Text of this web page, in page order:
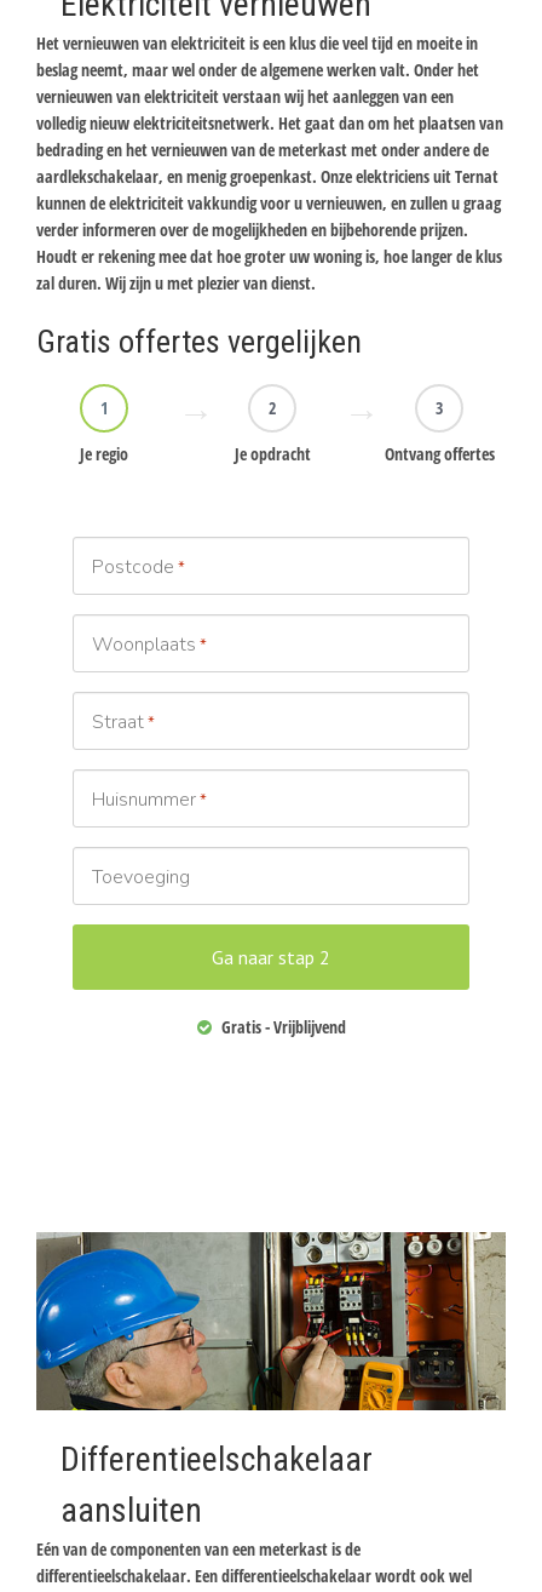
Het vernieuwen van elektriciteit is een klus die veel tijd en moeite in
beslag neemt, maar wel onder de algemene werken valt. Onder het
vernieuwen van elektriciteit verstaan wij het aanleggen van een
volledig nieuw elektriciteitsnetwerk. Het gaat dan om het plaatsen van
bedrading en het vernieuwen van de meterkast met onder andere de
aardlekschakelaar, en menig groepenkast. Onze elektriciens uit Ternat
kunnen de elektriciteit vakkundig voor u vernieuwen, en zullen u graag
verder informeren over de mogelijkheden en bijbehorende prijzen.
Houdt er rekening mee dat hoe groter uw woning is, hoe langer de klus
zal duren. Wij zijn u met plezier van dienst.
Gratis offertes vergelijken
1
Je regio
2
Je opdracht
3
Ontvang offertes
Postcode *
Woonplaats *
Straat*
Huisnummer*
Toevoeging
Gratis - Vrijblijvend
Differentieelschakelaar
aansluiten
Eén van de componenten van een meterkast is de
differentieelschakelaar. Een differentieelschakelaar wordt ook wel